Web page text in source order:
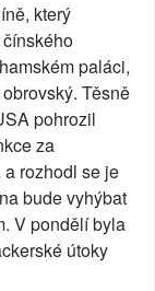
který
paláci,
Těsně
pohrozil
za
a rozhodl se je
bude vyhýbat
V pondělí byla
útoky